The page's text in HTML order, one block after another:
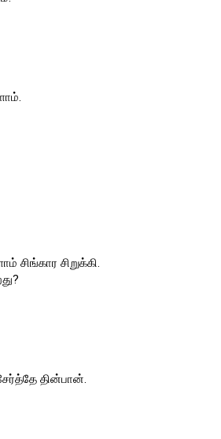
சிங்கார சிறுக்கி.
தின்பான்.